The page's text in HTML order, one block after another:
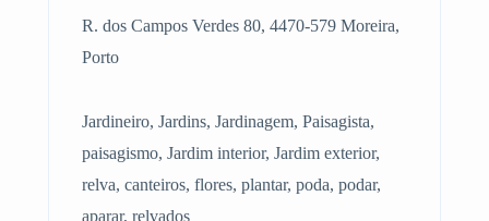
R. dos Campos Verdes 80, 4470-579 Moreira,
Porto
Jardineiro, Jardins, Jardinagem, Paisagista,
paisagismo, Jardim interior, Jardim exterior,
relva, canteiros, flores, plantar, poda, podar,
aparar, relvados